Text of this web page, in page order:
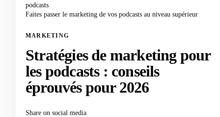
podcasts
Faites passer le marketing de vos podcasts au niveau supérieur
MARKETING
Stratégies de marketing pour
les podcasts : conseils
éprouvés pour 2026
Share on social media